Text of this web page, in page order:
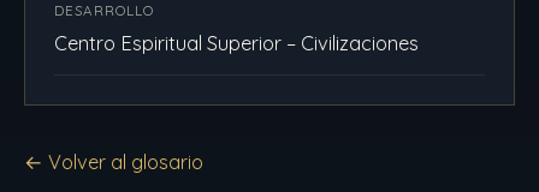
DESARROLLO
Centro Espiritual Superior – Civilizaciones
← Volver al glosario